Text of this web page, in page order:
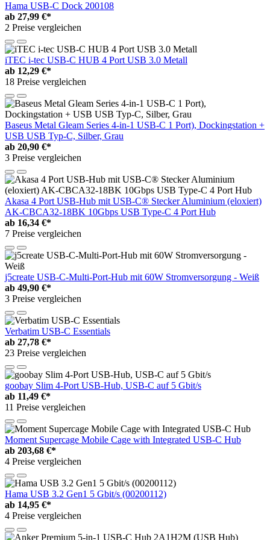
Hama USB-C Dock 200108
ab 27,99 €*
2 Preise vergleichen
iTEC i-tec USB-C HUB 4 Port USB 3.0 Metall
ab 12,29 €*
18 Preise vergleichen
Baseus Metal Gleam Series 4-in-1 USB-C 1 Port), Dockingstation +
USB USB Typ-C, Silber, Grau
ab 20,90 €*
3 Preise vergleichen
Akasa 4 Port USB-Hub mit USB-C® Stecker Aluminium (eloxiert)
AK-CBCA32-18BK 10Gbps USB Type-C 4 Port Hub
ab 16,34 €*
7 Preise vergleichen
j5create USB-C-Multi-Port-Hub mit 60W Stromversorgung - Weiß
ab 49,90 €*
3 Preise vergleichen
Verbatim USB-C Essentials
ab 27,78 €*
23 Preise vergleichen
goobay Slim 4-Port USB-Hub, USB-C auf 5 Gbit/s
ab 11,49 €*
11 Preise vergleichen
Moment Supercage Mobile Cage with Integrated USB-C Hub
ab 203,68 €*
4 Preise vergleichen
Hama USB 3.2 Gen1 5 Gbit/s (00200112)
ab 14,95 €*
4 Preise vergleichen